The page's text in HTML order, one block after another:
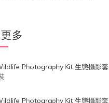
多